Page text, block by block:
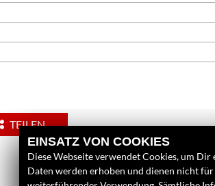
TEILEN
EINSATZ VON COOKIES
Diese Webseite verwendet Cookies, um
Daten werden erhoben und dienen nicht